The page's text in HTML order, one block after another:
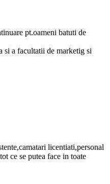
pt.oameni batuti de
si a facultatii de marketig si
licentiati,personal
ce se putea face in toate